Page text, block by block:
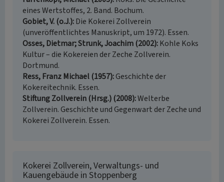
eines Wertstoffes, 2. Band. Bochum.
Gobiet, V. (o.J.) Die Kokerei Zollverein
(unveröffentlichtes Manuskript, um 1972). Essen.
Osses, Dietmar; Strunk, Joachim (2002) Kohle Koks
Kultur – die Kokereien der Zeche Zollverein.
Dortmund.
Ress, Franz Michael (1957) Geschichte der
Kokereitechnik. Essen.
Stiftung Zollverein (Hrsg.) (2008) Welterbe
Zollverein. Geschichte und Gegenwart der Zeche und
Kokerei Zollverein. Essen.
Kokerei Zollverein, Verwaltungs- und
Kauengebäude in Stoppenberg